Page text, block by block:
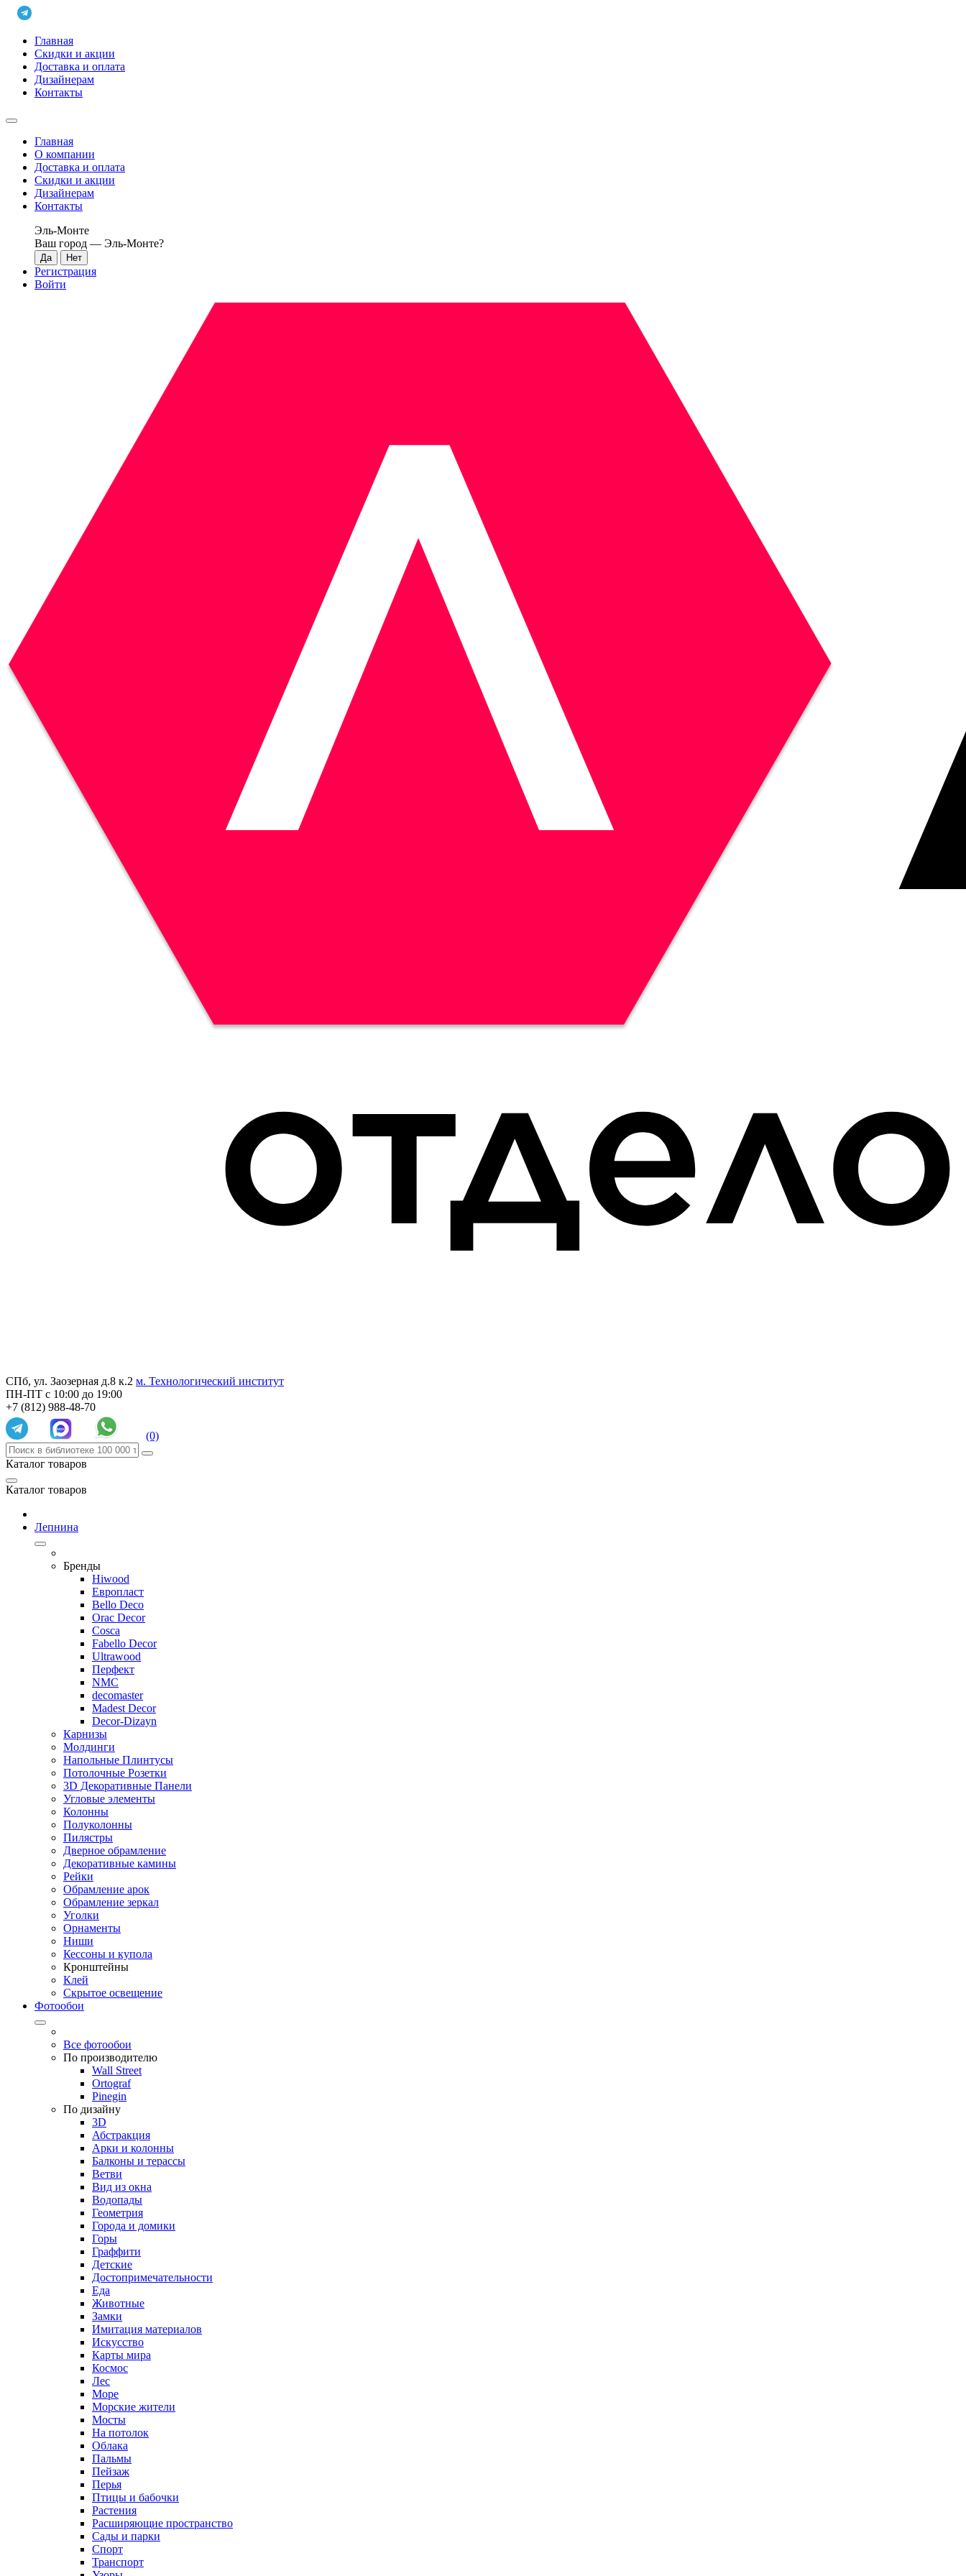
Главная
Скидки и акции
Доставка и оплата
Дизайнерам
Контакты
Главная
О компании
Доставка и оплата
Скидки и акции
Дизайнерам
Контакты
Эль-Монте
Ваш город — Эль-Монте?
Регистрация
Войти
СПб, ул. Заозерная д.8 к.2 м. Технологический институт
ПН-ПТ с 10:00 до 19:00
+7 (812) 988-48-70
(0)
Каталог товаров
Каталог товаров
Лепнина
Бренды
Hiwood
Европласт
Bello Deco
Orac Decor
Cosca
Fabello Decor
Ultrawood
Перфект
NMC
decomaster
Madest Decor
Decor-Dizayn
Карнизы
Молдинги
Напольные Плинтусы
Потолочные Розетки
3D Декоративные Панели
Угловые элементы
Колонны
Полуколонны
Пилястры
Дверное обрамление
Декоративные камины
Рейки
Обрамление арок
Обрамление зеркал
Уголки
Орнаменты
Ниши
Кессоны и купола
Кронштейны
Клей
Скрытое освещение
Фотообои
Все фотообои
По производителю
Wall Street
Ortograf
Pinegin
По дизайну
3D
Абстракция
Арки и колонны
Балконы и терассы
Ветви
Вид из окна
Водопады
Геометрия
Города и домики
Горы
Граффити
Детские
Достопримечательности
Еда
Животные
Замки
Имитация материалов
Искусство
Карты мира
Космос
Лес
Море
Морские жители
Мосты
На потолок
Облака
Пальмы
Пейзаж
Перья
Птицы и бабочки
Растения
Расширяющие пространство
Сады и парки
Спорт
Транспорт